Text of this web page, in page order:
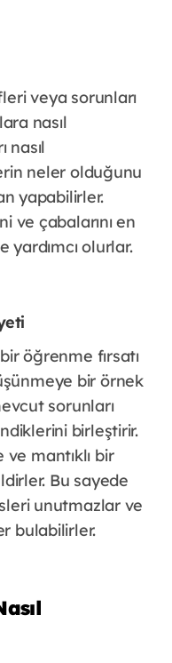
veya sorunları
nasıl
nasıl
neler olduğunu
yapabilirler.
ve çabalarını en
olurlar.
öğrenme fırsatı
bir örnek
sorunları
birleştirir.
mantıklı bir
Bu sayede
unutmazlar ve
bulabilirler.